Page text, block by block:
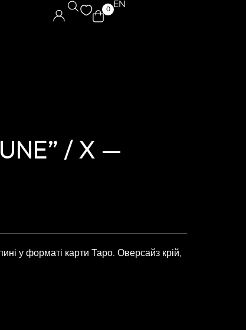
0 EN
/ X —
у форматі карти Таро. Оверсайз крій,